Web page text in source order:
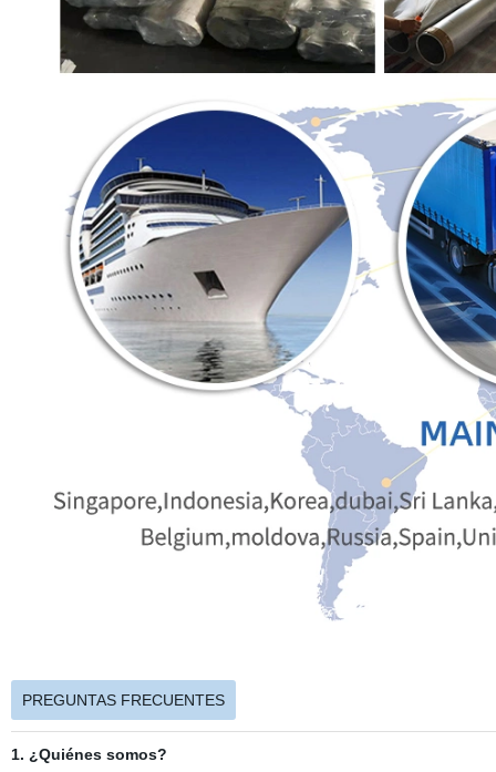
PREGUNTAS FRECUENTES
1. ¿Quiénes somos?